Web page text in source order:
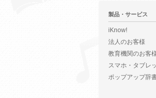
製品・サービス
iKnow!
法人のお客様
教育機関のお客
スマホ・タブレ
ポップアップ辞